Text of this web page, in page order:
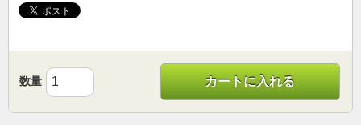
数量 カートに入れる